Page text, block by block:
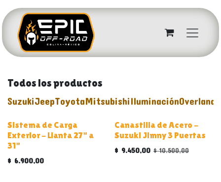
Ir al contenido
Todos los productos
SuzukiJeepToyotaMitsubishiIluminaciónOverland
ALUMINIO
Sistema de Carga
Exterior - Llanta 27" a
31"
$ 6.900,00
Canastilla de Acero -
Suzuki Jimny 3 Puertas
$ 9.450,00 $10.500,00